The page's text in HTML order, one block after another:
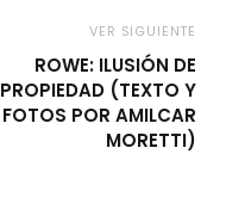
VER SIGUIENTE
ROWE: ILUSIÓN DE
PROPIEDAD (TEXTO Y
FOTOS POR AMILCAR
MORETTI)